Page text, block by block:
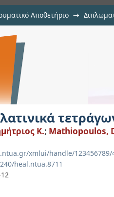
Αποθετήριο →
και θεώρημα
Κ.; Mathiopoulos,
xmlui/handle/123456789/
heal.ntua.8711